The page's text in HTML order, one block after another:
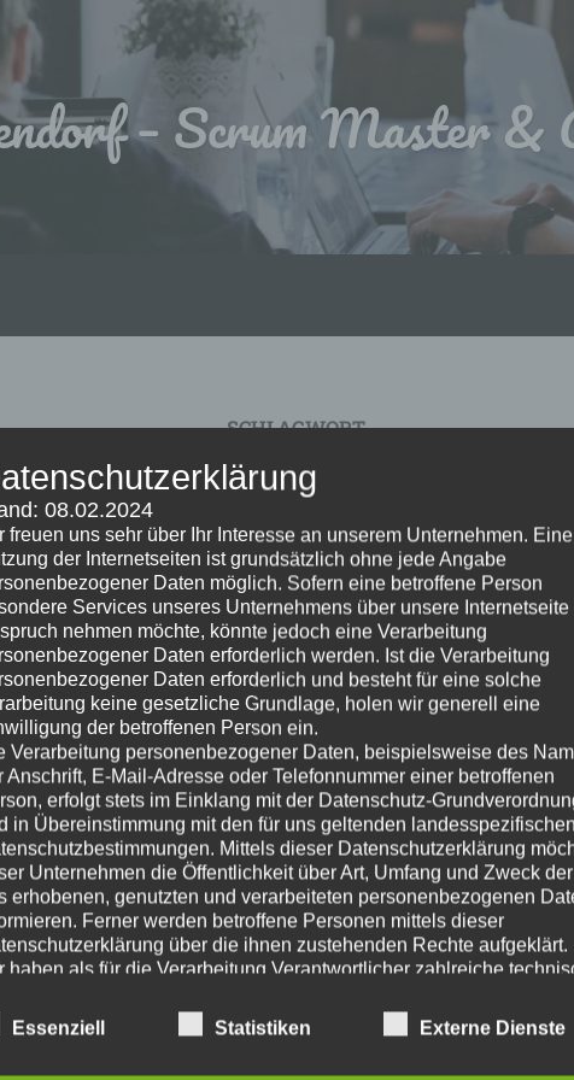
– Scrum Master &
SCHLAGWORT
Teamzufriedenheit steigern
Jenseits von Sprint und
Taskboard: Die wahre
Messung eines
erfolgreichen Scrum
Masters
Der Scrum Master stellt, in der Welt der
agilen Softwareentwicklung, eine
zentrale Figur dar, die maßgeblichen
Einfluss auf den Kurs des Teams hat
beeinflusst. Doch wann oder woran
08.02.2024
freuen uns sehr über Ihr Interesse an unserem Unternehmen. Eine
der Internetseiten ist grundsätzlich ohne jede Angabe
Daten möglich. Sofern eine betroffene Person
Services unseres Unternehmens über unsere Internetseite
nehmen möchte, könnte jedoch eine Verarbeitung
Daten erforderlich werden. Ist die Verarbeitung
Daten erforderlich und besteht für eine solche
keine gesetzliche Grundlage, holen wir generell eine
der betroffenen Person ein.
Verarbeitung personenbezogener Daten, beispielsweise des
Anschrift, E-Mail-Adresse oder Telefonnummer einer betroffenen
erfolgt stets im Einklang mit der Datenschutz-
in Übereinstimmung mit den für uns geltenden
Mittels dieser Datenschutzerklärung
Unternehmen die Öffentlichkeit über Art, Umfang und Zweck
erhobenen, genutzten und verarbeiteten personenbezogenen
Ferner werden betroffene Personen mittels dieser
über die ihnen zustehenden Rechte aufgeklärt.
haben als für die Verarbeitung Verantwortlicher zahlreiche
Schutz der über diese Internetseite verarbeiteten
Daten sicherzustellen. Dennoch können
Essenziell Statistiken Externe Dienste